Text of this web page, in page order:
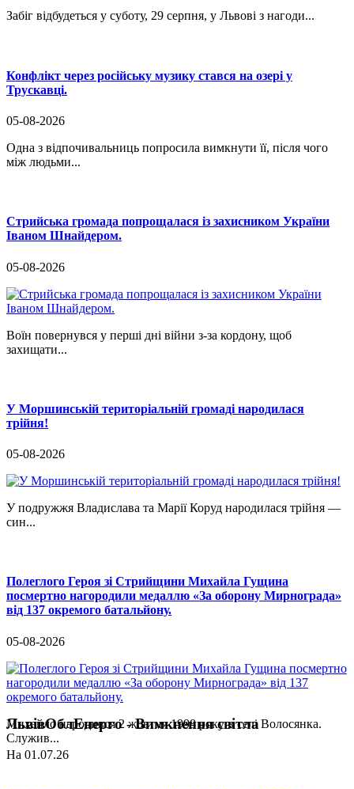
Забіг відбудеться у суботу, 29 серпня, у Львові з нагоди...
Конфлікт через російську музику стався на озері у
Трускавці.
05-08-2026
Одна з відпочивальниць попросила вимкнути її, після чого
між людьми...
Стрийська громада попрощалася із захисником України
Іваном Шнайдером.
05-08-2026
Воїн повернувся у перші дні війни з-за кордону, щоб
захищати...
У Моршинській територіальній громаді народилася
трійня!
05-08-2026
У подружжя Владислава та Марії Коруд народилася трійня —
син...
Полеглого Героя зі Стрийщини Михайла Гущина
посмертно нагородили медаллю «За оборону Мирнограда»
від 137 окремого батальйону.
05-08-2026
Михайло народився 2 жовтня 1998 року в селі Волосянка.
Служив...
ЛьвівОблЕнерго - Вимкнення світла
На 01.07.26